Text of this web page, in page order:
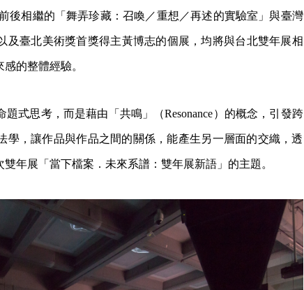
後相繼的「舞弄珍藏：召喚／重想／再述的實驗室」與臺灣
及臺北美術獎首獎得主黃博志的個展，均將與台北雙年展相
的整體經驗。
題式思考，而是藉由「共鳴」 （Resonance）的概念，引發跨
學，讓作品與作品之間的關係，能產生另一層面的交織，透
年展「當下檔案． 未來系譜：雙年展新語」的主題。